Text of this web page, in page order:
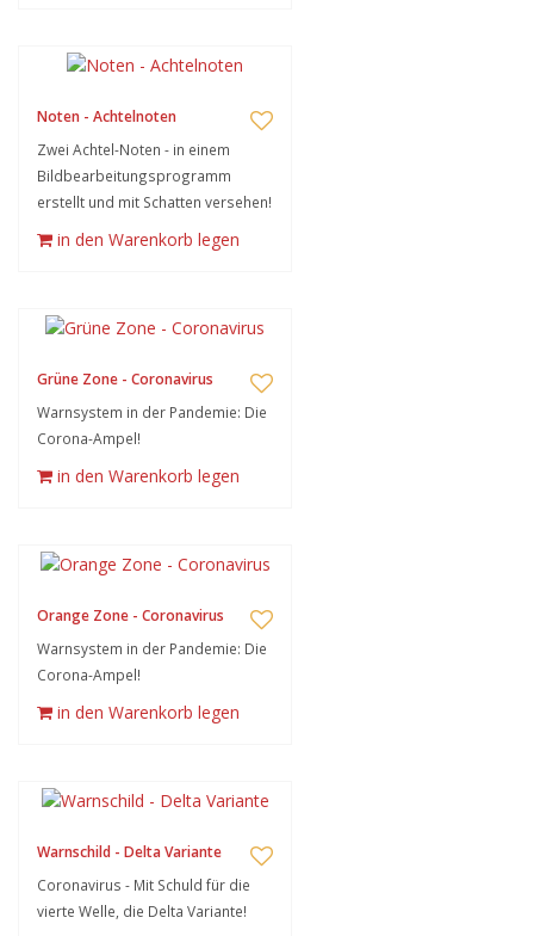
Noten - Achtelnoten
Zwei Achtel-Noten - in einem
Bildbearbeitungsprogramm
erstellt und mit Schatten versehen!
in den Warenkorb legen
Grüne Zone - Coronavirus
Warnsystem in der Pandemie: Die
Corona-Ampel!
in den Warenkorb legen
Orange Zone - Coronavirus
Warnsystem in der Pandemie: Die
Corona-Ampel!
in den Warenkorb legen
Warnschild - Delta Variante
Coronavirus - Mit Schuld für die
vierte Welle, die Delta Variante!